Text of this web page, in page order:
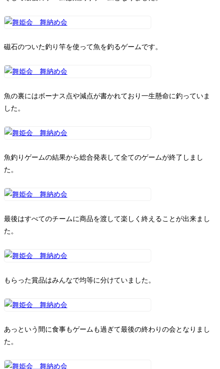
磁石のついた釣り竿を使って魚を釣るゲームです。
魚の裏にはボーナス点や減点が書かれており一生懸命に釣っていま
した。
魚釣りゲームの結果から総合発表して全てのゲームが終了しまし
た。
最後はすべてのチームに商品を渡して楽しく終えることが出来まし
た。
もらった賞品はみんなで均等に分けていました。
あっという間に食事もゲームも過ぎて最後の終わりの会となりまし
た。